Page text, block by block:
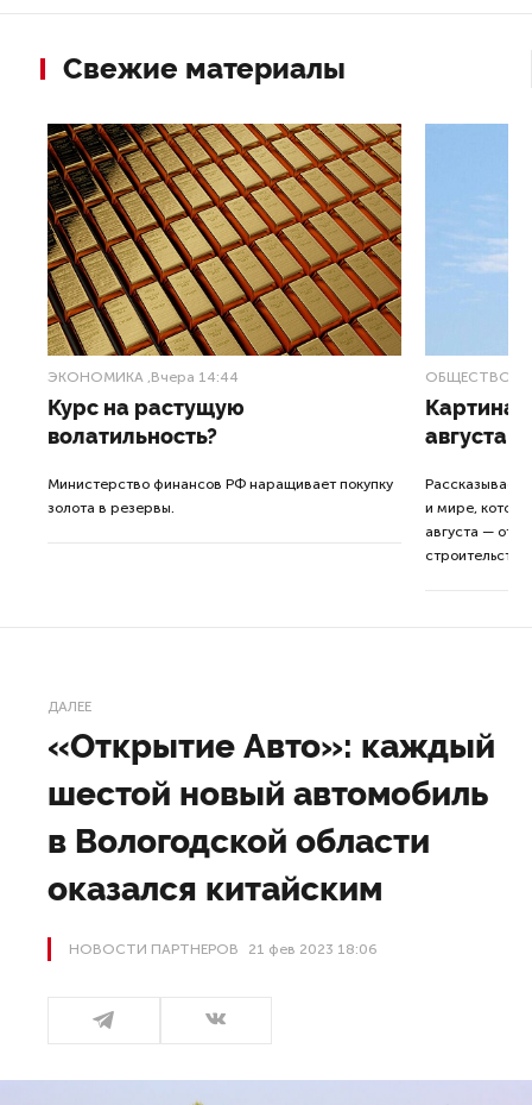
Свежие материалы
ЭКОНОМИКА ,Вчера 14:44
Курс на растущую
волатильность?
Министерство финансов РФ наращивает покупку
золота в резервы.
ОБЩЕСТВО
Картина
августа
Рассказываем
и мире,
августа — от
ДАЛЕЕ
«Открытие Авто»: каждый
шестой новый автомобиль
в Вологодской области
оказался китайским
НОВОСТИ ПАРТНЕРОВ 21 фев 2023 18:06